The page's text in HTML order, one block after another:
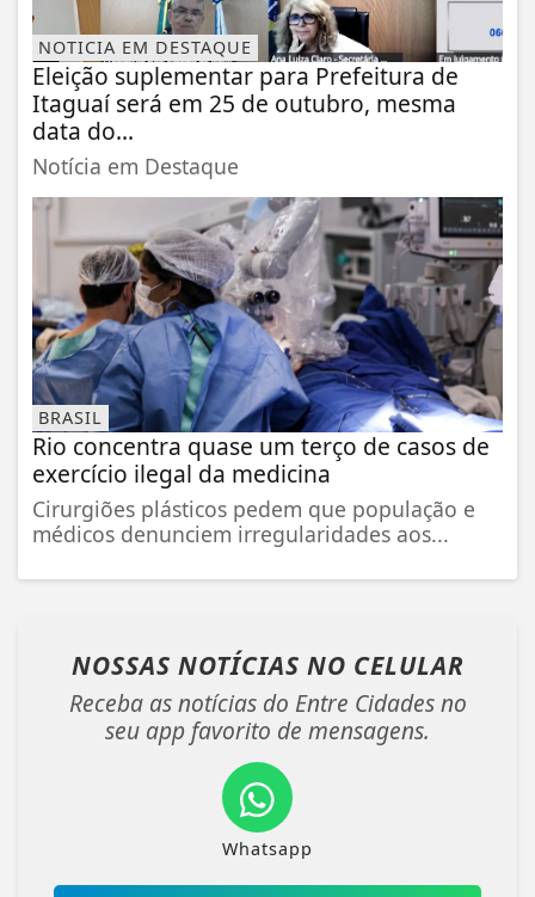
NOTICIA EM DESTAQUE
Eleição suplementar para Prefeitura de
Itaguaí será em 25 de outubro, mesma
data do...
Notícia em Destaque
BRASIL
Rio concentra quase um terço de casos de
exercício ilegal da medicina
Cirurgiões plásticos pedem que população e
médicos denunciem irregularidades aos...
NOSSAS NOTÍCIAS NO CELULAR
Receba as notícias do Entre Cidades no
seu app favorito de mensagens.
Whatsapp